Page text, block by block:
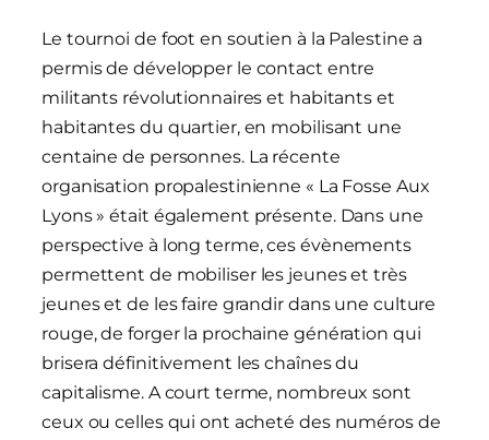
Le tournoi de foot en soutien à la Palestine a
permis de développer le contact entre
militants révolutionnaires et habitants et
habitantes du quartier, en mobilisant une
centaine de personnes. La récente
organisation propalestinienne « La Fosse Aux
Lyons » était également présente. Dans une
perspective à long terme, ces évènements
permettent de mobiliser les jeunes et très
jeunes et de les faire grandir dans une culture
rouge, de forger la prochaine génération qui
brisera définitivement les chaînes du
capitalisme. A court terme, nombreux sont
ceux ou celles qui ont acheté des numéros de